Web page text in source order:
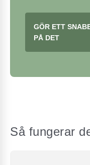
GÖR ETT
PÅ DET
Så fungerar